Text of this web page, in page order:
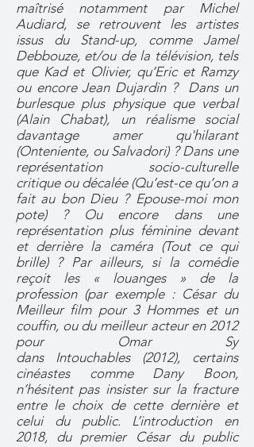
maîtrisé notamment par Michel
Audiard, se retrouvent les artistes
issus du Stand-up, comme Jamel
Debbouze, et/ou de la télévision, tels
que Kad et Olivier, qu’Eric et Ramzy
ou encore Jean Dujardin ? Dans un
burlesque plus physique que verbal
(Alain Chabat), un réalisme social
davantage amer qu'hilarant
(Onteniente, ou Salvadori) ? Dans une
représentation socio-culturelle
critique ou décalée (Qu’est-ce qu’on a
fait au bon Dieu ? Epouse-moi mon
pote) ? Ou encore dans une
représentation plus féminine devant
et derrière la caméra (Tout ce qui
brille) ? Par ailleurs, si la comédie
reçoit les « louanges » de la
profession (par exemple : César du
Meilleur film pour 3 Hommes et un
couffin, ou du meilleur acteur en 2012
pour Omar Sy
dans Intouchables (2012), certains
cinéastes comme Dany Boon,
n’hésitent pas insister sur la fracture
entre le choix de cette dernière et
celui du public. L’introduction en
2018, du premier César du public